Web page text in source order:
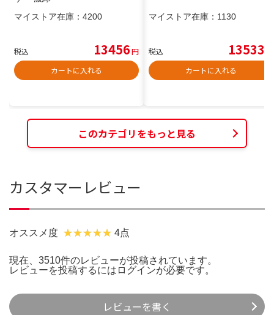
マイストア在庫： 4200
税込 13456円
カートに入れる
マイストア在庫： 1130
税込 13533
カートに入れる
このカテゴリをもっと見る
カスタマーレビュー
オススメ度 4点
現在、3510件のレビューが投稿されています。
レビューを投稿するには ログインが必要です。
レビューを書く